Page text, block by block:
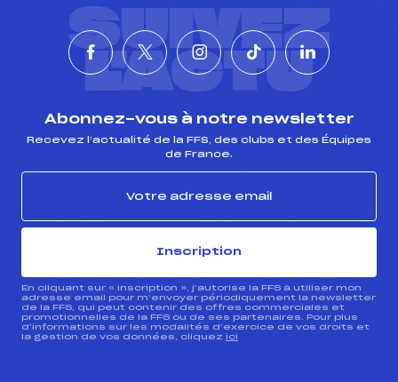
SUIVEZ
L'ACTU
Abonnez-vous à notre newsletter
Recevez l’actualité de la FFS, des clubs et des Équipes
de France.
Inscription
En cliquant sur « inscription », j’autorise la FFS à utiliser mon
adresse email pour m’envoyer périodiquement la newsletter
de la FFS, qui peut contenir des offres commerciales et
promotionnelles de la FFS ou de ses partenaires. Pour plus
d’informations sur les modalités d’exercice de vos droits et
la gestion de vos données, cliquez ici